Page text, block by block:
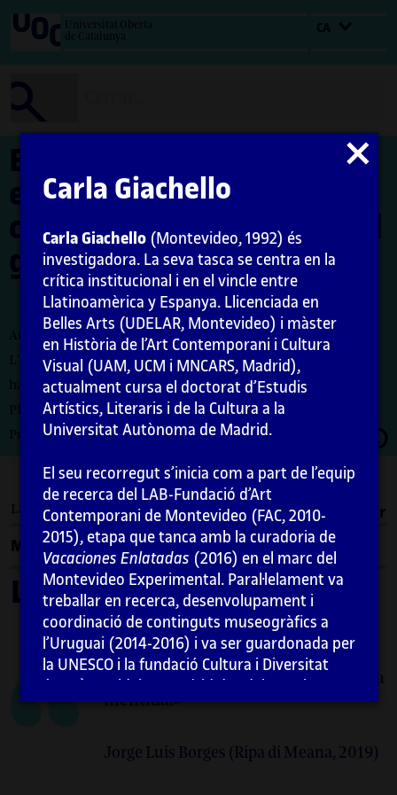
Universitat Oberta
de Catalunya
Biennals del Sud:
estratègies curatorials
col·lectives per repensar el
global
Autora: Carla Giachello Aguerre
L'encàrrec i la creació d'aquest recurs d'aprenentatge UOC
han estat coordinats per la professora: Maria Iñigo
PID_00274729
Primera edició: febrer 2021
Obrir
La biennal com a centre
Imprimir
Menú
La biennal com a centre
«La biennal ha de ser un somni i una
mentida.»
Jorge Luis Borges (Ripa di Meana, 2019)
Tancar
Carla Giachello
Carla Giachello (Montevideo, 1992) és
investigadora. La seva tasca se centra en la
crítica institucional i en el vincle entre
Llatinoamèrica y Espanya. Llicenciada en
Belles Arts (UDELAR, Montevideo) i màster
en Història de l’Art Contemporani i Cultura
Visual (UAM, UCM i MNCARS, Madrid),
actualment cursa el doctorat d’Estudis
Artístics, Literaris i de la Cultura a la
Universitat Autònoma de Madrid.
El seu recorregut s’inicia com a part de l’equip
de recerca del LAB-Fundació d’Art
Contemporani de Montevideo (FAC, 2010-
2015), etapa que tanca amb la curadoria de
Vacaciones Enlatadas (2016) en el marc del
Montevideo Experimental. Paral·lelament va
treballar en recerca, desenvolupament i
coordinació de continguts museogràfics a
l’Uruguai (2014-2016) i va ser guardonada per
la UNESCO i la fundació Cultura i Diversitat
els seus treballs més recents destaca la seva
per a l’artista Rosa Barba en la comissió de la